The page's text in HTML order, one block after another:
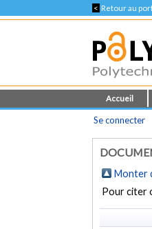
< Retour au
Accueil
Se connecter
Monter
Pour citer